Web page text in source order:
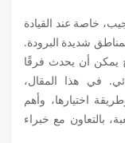
خاصة عند القيادة
شديدة البرودة.
يمكن أن يحدث فرقًا
في هذا المقال،
اختيارها، وأهم
بالتعاون مع خبراء